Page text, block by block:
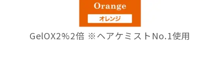
GelOX2%2倍 ※ヘアケミストNo.1使用